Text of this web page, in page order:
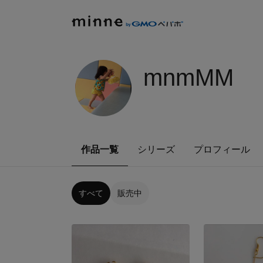
mnmMM
作品一覧 シリーズ プロフィール
すべて 販売中